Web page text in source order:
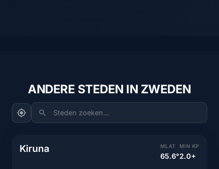
ANDERE STEDEN IN ZWEDEN
Steden zoeken...
Kiruna MLAT
65.6°
MIN KP
2.0+